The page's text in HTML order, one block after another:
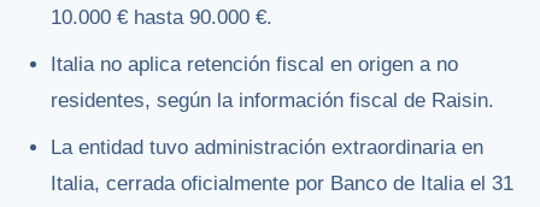
10.000 € hasta 90.000 €.
Italia no aplica retención fiscal en origen a no
residentes, según la información fiscal de Raisin.
La entidad tuvo administración extraordinaria en
Italia, cerrada oficialmente por Banco de Italia el 31